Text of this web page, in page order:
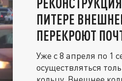
ПИТЕРЕ
ПЕРЕКРОЮТ
Уже с 8 апреля по 1
осуществляться